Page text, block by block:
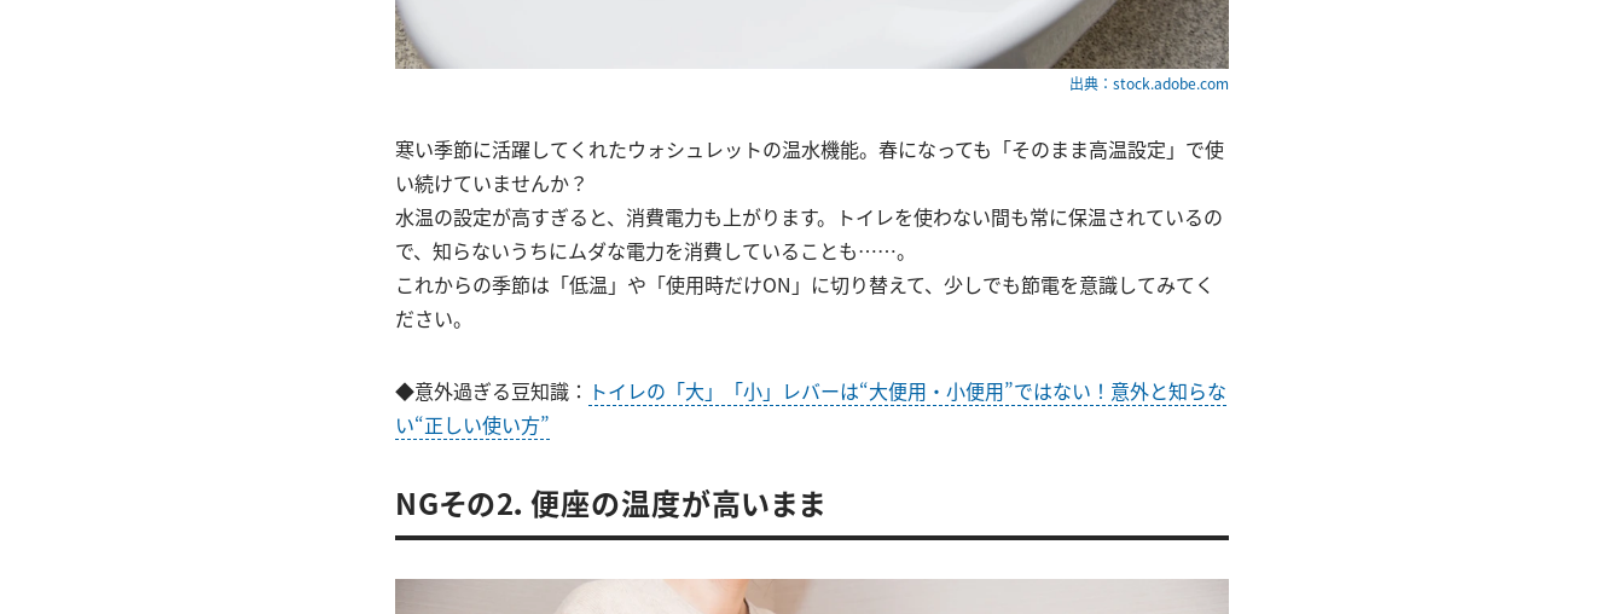
出典：stock.adobe.com
寒い季節に活躍してくれたウォシュレットの温水機能。春になっても「そのまま高温設定」で使
い続けていませんか？
水温の設定が高すぎると、消費電力も上がります。トイレを使わない間も常に保温されているの
で、知らないうちにムダな電力を消費していることも……。
これからの季節は「低温」や「使用時だけON」に切り替えて、少しでも節電を意識してみてく
ださい。
◆意外過ぎる豆知識： トイレの「大」「小」レバーは“大便用・小便用”ではない！意外と知らな
い“正しい使い方”
NGその2．便座の温度が高いまま